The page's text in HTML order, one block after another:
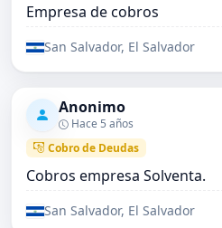
Empresa de cobros
San Salvador, El Salvador
Anonimo
Hace 5 años
Cobro de Deudas
Cobros empresa Solventa.
San Salvador, El Salvador